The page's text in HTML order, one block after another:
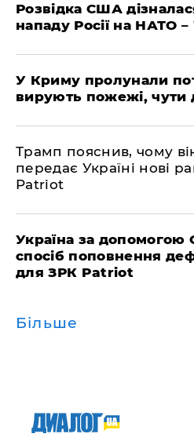
Розвідка США
нападу Росії на НАТО –
У Криму пролунали
вирують пожежі, чути
Трамп пояснив, чому
передає Україні нові
Patriot
Україна за
спосіб поповнення
для ЗРК Patriot
Більше